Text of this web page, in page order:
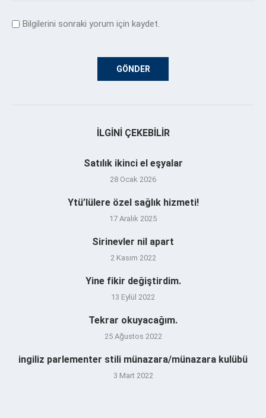
Bilgilerini sonraki yorum için kaydet.
İLGINI ÇEKEBILIR
Satılık ikinci el eşyalar
28 Ocak 2026
Ytü’lülere özel sağlık hizmeti!
17 Aralık 2025
Sirinevler nil apart
2 Kasım 2022
Yine fikir değiştirdim.
13 Eylül 2022
Tekrar okuyacağım.
25 Ağustos 2022
ingiliz parlementer stili münazara/münazara kulübü
3 Mart 2022